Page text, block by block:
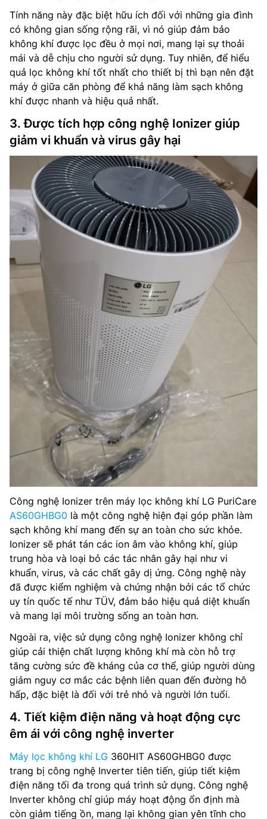
Tính năng này đặc biệt hữu ích đối với những gia đình
có không gian sống rộng rãi, vì nó giúp đảm bảo
không khí được lọc đều ở mọi nơi, mang lại sự thoải
mái và dễ chịu cho người sử dụng. Tuy nhiên, để hiểu
quả lọc không khí tốt nhất cho thiết bị thì bạn nên đặt
máy ở giữa căn phòng để khả năng làm sạch không
khí được nhanh và hiệu quả nhất.
3. Được tích hợp công nghệ Ionizer giúp
giảm vi khuẩn và virus gây hại
Công nghệ Ionizer trên máy lọc không khí LG PuriCare
AS60GHBG0 là một công nghệ hiện đại góp phần làm
sạch không khí mang đến sự an toàn cho sức khỏe.
Ionizer sẽ phát tán các ion âm vào không khí, giúp
trung hòa và loại bỏ các tác nhân gây hại như vi
khuẩn, virus, và các chất gây dị ứng. Công nghệ này
đã được kiểm nghiệm và chứng nhận bởi các tổ chức
uy tín quốc tế như TÜV, đảm bảo hiệu quả diệt khuẩn
và mang lại môi trường sống an toàn hơn.
Ngoài ra, việc sử dụng công nghệ Ionizer không chỉ
giúp cải thiện chất lượng không khí mà còn hỗ trợ
tăng cường sức đề kháng của cơ thể, giúp người dùng
giảm nguy cơ mắc các bệnh liên quan đến đường hô
hấp, đặc biệt là đối với trẻ nhỏ và người lớn tuổi.
4. Tiết kiệm điện năng và hoạt động cực
êm ái với công nghệ inverter
Máy lọc không khí LG 360HIT AS60GHBG0 được
trang bị công nghệ Inverter tiên tiến, giúp tiết kiệm
điện năng tối đa trong quá trình sử dụng. Công nghệ
Inverter không chỉ giúp máy hoạt động ổn định mà
còn giảm tiếng ồn, mang lại không gian yên tĩnh cho